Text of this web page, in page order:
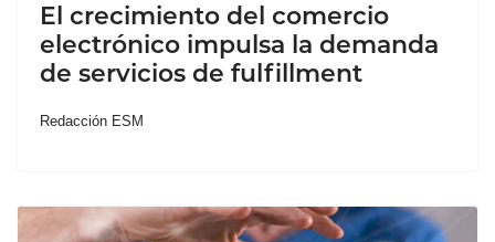
El crecimiento del comercio
electrónico impulsa la demanda
de servicios de fulfillment
Redacción ESM